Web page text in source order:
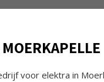
voor elektra in